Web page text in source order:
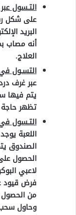
التـسول
على شكل
البريد
أنه مصاب
العلاج.
التسـول
عبر غرف
يتم فيها
تظهر حاجة
التـسول
اللعبة
الصندوق
الحصول
لاعبي
فرض قيود
من الحصول
وحاول